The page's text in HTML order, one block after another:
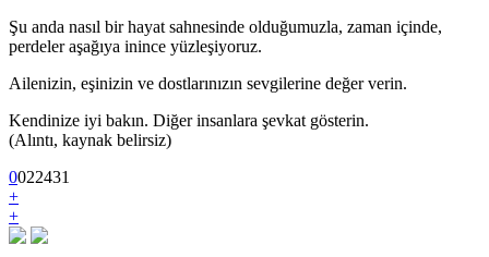
Şu anda nasıl bir hayat sahnesinde olduğumuzla, zaman içinde,
perdeler aşağıya inince yüzleşiyoruz.
Ailenizin, eşinizin ve dostlarınızın sevgilerine değer verin.
Kendinize iyi bakın. Diğer insanlara şevkat gösterin.
(Alıntı, kaynak belirsiz)
0022431
+
+